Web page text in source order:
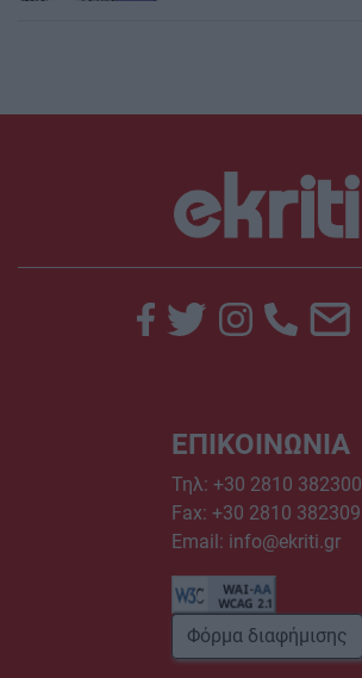
ΕΠΙΚΟΙΝΩΝΙΑ
Τηλ: +30 2810 382300
Fax: +30 2810 382309
Email: info@ekriti.gr
Φόρμα διαφήμισης